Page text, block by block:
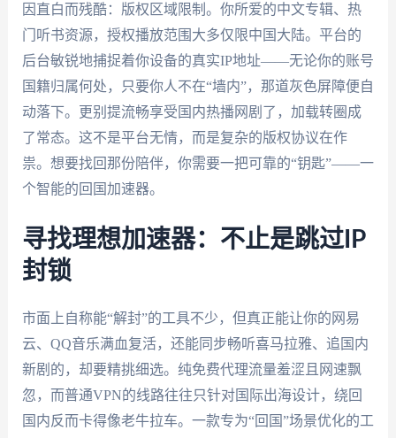
因直白而残酷：版权区域限制。你所爱的中文专辑、热
门听书资源，授权播放范围大多仅限中国大陆。平台的
后台敏锐地捕捉着你设备的真实IP地址——无论你的账号
国籍归属何处，只要你人不在“墙内”，那道灰色屏障便自
动落下。更别提流畅享受国内热播网剧了，加载转圈成
了常态。这不是平台无情，而是复杂的版权协议在作
祟。想要找回那份陪伴，你需要一把可靠的“钥匙”——一
个智能的回国加速器。
寻找理想加速器：不止是跳过IP
封锁
市面上自称能“解封”的工具不少，但真正能让你的网易
云、QQ音乐满血复活，还能同步畅听喜马拉雅、追国内
新剧的，却要精挑细选。纯免费代理流量羞涩且网速飘
忽，而普通VPN的线路往往只针对国际出海设计，绕回
国内反而卡得像老牛拉车。一款专为“回国”场景优化的工